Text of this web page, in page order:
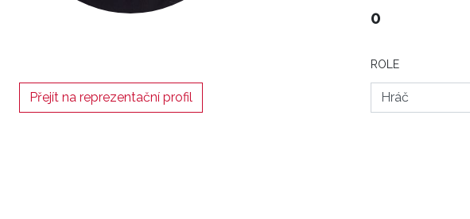
0
Přejít na reprezentační profil
ROLE